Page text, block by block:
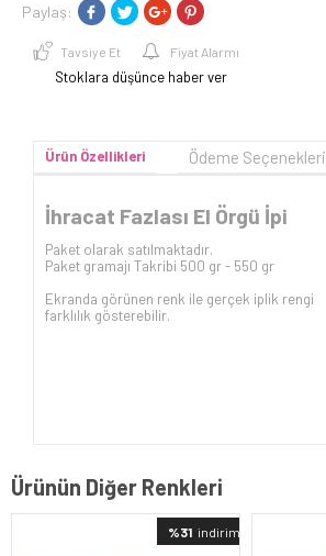
Paylaş:
Tavsiye Et Fiyat Alarmı
Stoklara düşünce haber ver
Ürün Özellikleri Ödeme Seçenekleri
İhracat Fazlası El Örgü İpi
Paket olarak satılmaktadır.
Paket gramajı Takribi 500 gr - 550 gr
Ekranda görünen renk ile gerçek iplik rengi
farklılık gösterebilir.
Ürünün Diğer Renkleri
%31 indirimli